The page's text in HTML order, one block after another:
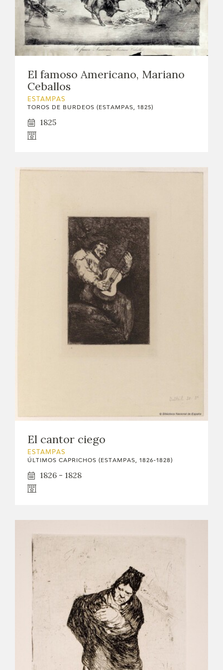
EDUCA
CEDEA
RECURSOS EDUCATIVOS
El famoso Americano, Mariano
Ceballos
ESTAMPAS
TOROS DE BURDEOS (ESTAMPAS, 1825)
1825
El cantor ciego
ESTAMPAS
ÚLTIMOS CAPRICHOS (ESTAMPAS, 1826-1828)
1826 - 1828